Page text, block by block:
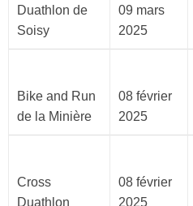
Duathlon de
Soisy
09 mars
2025
Bike and Run
de la Minière
08 février
2025
Cross
Duathlon
08 février
2025